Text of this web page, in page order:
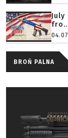
BROŃ PALNA